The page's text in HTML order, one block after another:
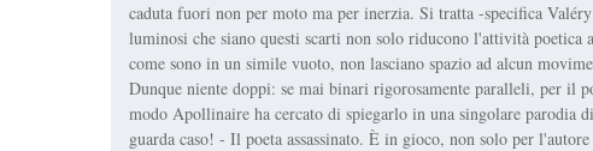
caduta fuori non per moto ma per inerzia. Si tratta -specifica
luminosi che siano questi scarti non solo riducono l'attività
come sono in un simile vuoto, non lasciano spazio ad alcun
Dunque niente doppi: se mai binari rigorosamente paralleli, per il
modo Apollinaire ha cercato di spiegarlo in una singolare parodia
guarda caso! - Il poeta assassinato. È in gioco, non solo per